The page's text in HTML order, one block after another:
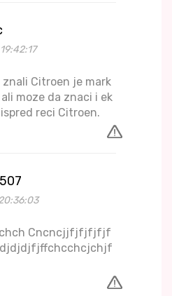
znali Citroen je mark
moze da znaci i ek
reci Citroen.
Cncncjjfjfjfjfjf